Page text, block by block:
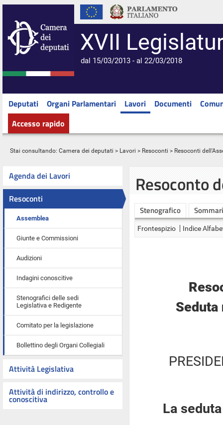
XVII
dal 15/03/2013 - al 22/03/2018
Deputati Organi Parlamentari Lavori Documenti
Accesso rapido
Stai consultando: Camera dei deputati > Lavori > Resoconti > Resoconti
Agenda dei Lavori
Resoconti
Assemblea
Giunte e Commissioni
Audizioni
Indagini conoscitive
Stenografici delle sedi
Legislativa e Redigente
Comitato per la legislazione
Bollettino degli Organi Collegiali
Attività Legislativa
Attività di indirizzo, controllo e
conoscitiva
Resoconto
Stenografico
Frontespizio Indice
La